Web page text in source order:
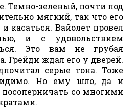
Темно-зеленый, почти под
мягкий, так что его
и касаться. Вайолет провел
и с удовольствием
Это вам не грубая
Грейди ждал его у дверей.
серые тона. Тоже
Но ему шло, да и
со многими